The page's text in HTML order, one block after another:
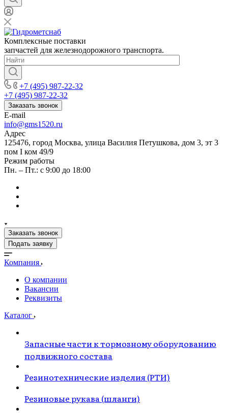
Комплексные поставки
запчастей для железнодорожного транспорта.
+7 (495) 987-22-32
+7 (495) 987-22-32
Заказать звонок
E-mail
info@gms1520.ru
Адрес
125476, город Москва, улица Василия Петушкова, дом 3, эт 3
пом I ком 49/9
Режим работы
Пн. – Пт.: с 9:00 до 18:00
Заказать звонок
Подать заявку
Компания
О компании
Вакансии
Реквизиты
Каталог
Запасные части к тормозному оборудованию
подвижного состава
Резинотехнические изделия (РТИ)
Резиновые рукава (шланги)